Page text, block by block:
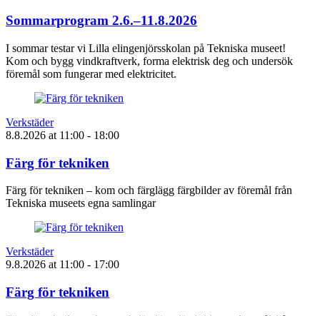
Sommarprogram 2.6.–11.8.2026
I sommar testar vi Lilla elingenjörsskolan på Tekniska museet!
Kom och bygg vindkraftverk, forma elektrisk deg och undersök
föremål som fungerar med elektricitet.
Verkstäder
8.8.2026 at 11:00 - 18:00
Färg för tekniken
Färg för tekniken – kom och färglägg färgbilder av föremål från
Tekniska museets egna samlingar
Verkstäder
9.8.2026 at 11:00 - 17:00
Färg för tekniken